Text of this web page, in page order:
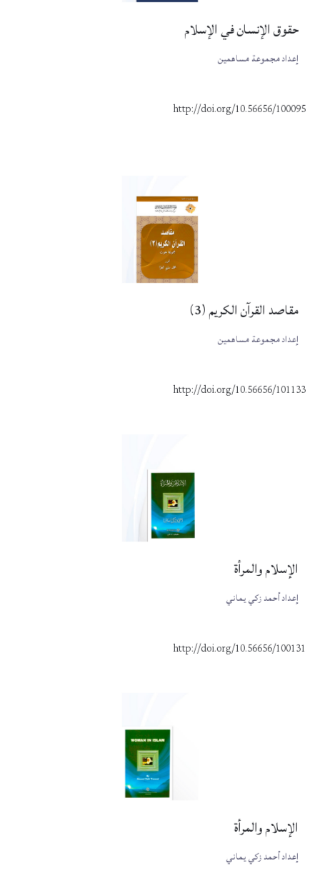
حقوق الإنسان في الإسلام
إعداد مجموعة مساهمين
http://doi.org/10.56656/100095
مقاصد القرآن الكريم (3)
إعداد مجموعة مساهمين
http://doi.org/10.56656/101133
الإسلام والمرأة
إعداد أحمد زكي يماني
http://doi.org/10.56656/100131
الإسلام والمرأة
إعداد أحمد زكي يماني